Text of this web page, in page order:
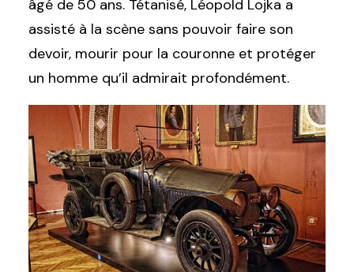
âgé de 50 ans. Tétanisé, Léopold Lojka a
assisté à la scène sans pouvoir faire son
devoir, mourir pour la couronne et protéger
un homme qu’il admirait profondément.